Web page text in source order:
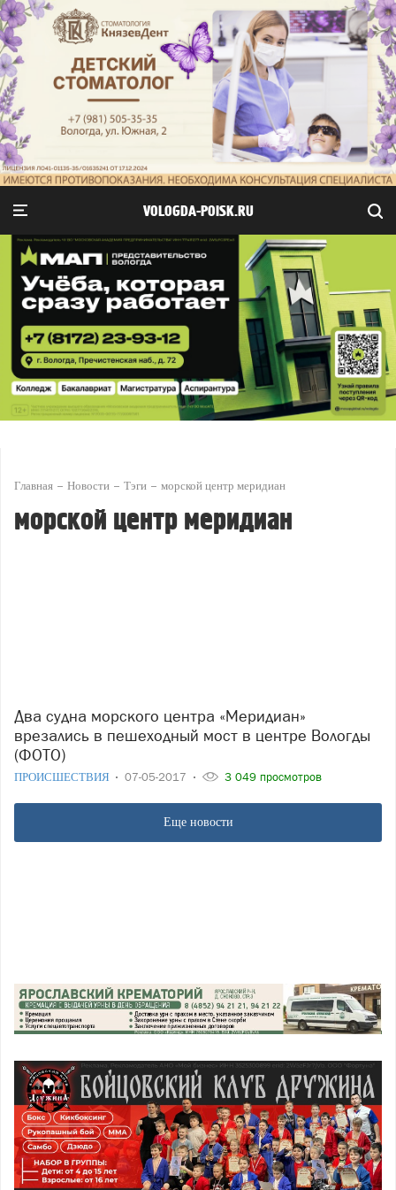
VOLOGDA-POISK.RU
Главная Новости Тэги морской центр меридиан
морской центр меридиан
Два судна морского центра «Меридиан»
врезались в пешеходный мост в центре Вологды
(ФОТО)
ПРОИСШЕСТВИЯ 07-05-2017 3 049 просмотров
Еще новости